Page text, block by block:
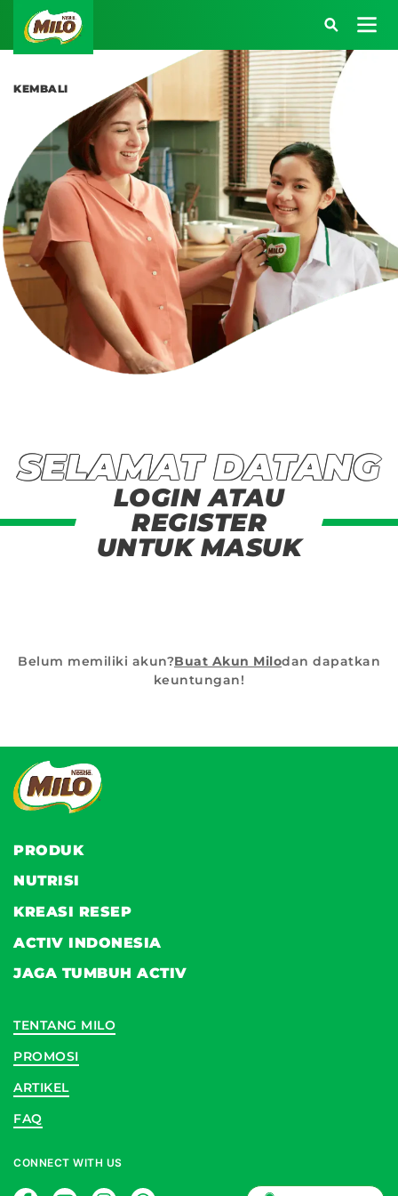
Main navigation
Atau kunjungi halaman berikut:
SARAPAN BERENERGI
BEKAL BERENERGI
KREASI RESEP
Masuk Akun MILO
KEMBALI
SELAMAT DATANG
LOGIN ATAU
REGISTER
UNTUK MASUK
Belum memiliki akun?Buat Akun Milodan dapatkan
keuntungan!
PRODUK
NUTRISI
KREASI RESEP
ACTIV INDONESIA
JAGA TUMBUH ACTIV
TENTANG MILO
PROMOSI
ARTIKEL
FAQ
CONNECT WITH US